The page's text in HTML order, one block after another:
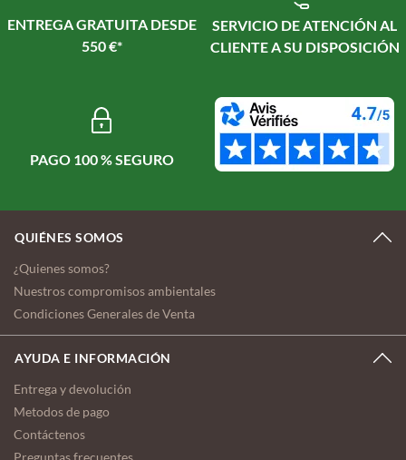
ENTREGA GRATUITA DESDE
550 €*
SERVICIO DE ATENCIÓN AL
CLIENTE A SU DISPOSICIÓN
PAGO 100 % SEGURO
QUIÉNES SOMOS
¿Quienes somos?
Nuestros compromisos ambientales
Condiciones Generales de Venta
AYUDA E INFORMACIÓN
Entrega y devolución
Metodos de pago
Contáctenos
Preguntas frecuentes